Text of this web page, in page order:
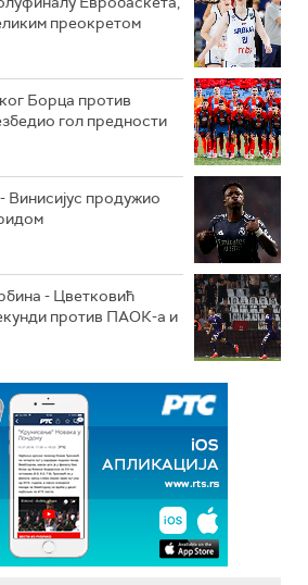
преокретом
Борца против
гол предности
продужио
- Цветковић
против ПАОК-а и